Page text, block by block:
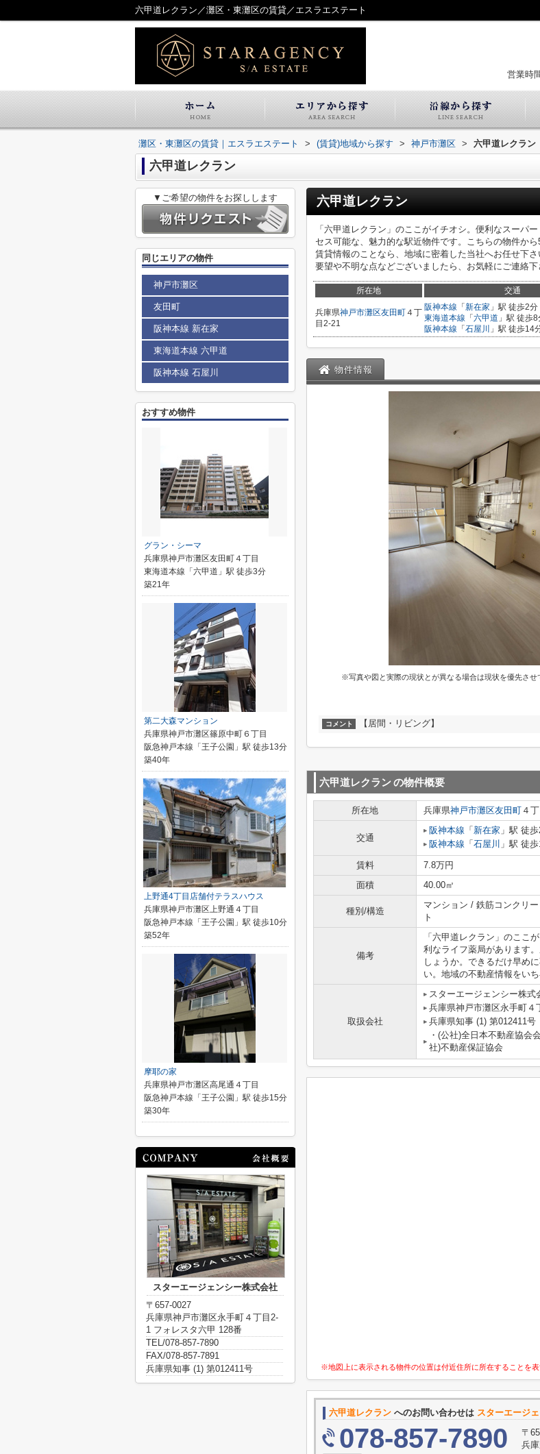
六甲道レクラン／灘区・東灘区の賃貸／エスラエステート
営業時
灘区・東灘区の賃貸｜エスラエステート > (賃貸)地域から探す > 神戸市灘区 > 六甲道レクラン
六甲道レクラン
六甲道レクラン
「六甲道レクラン」のここがイチオシ。便利なスーパ
セス可能な、魅力的な駅近物件です。こちらの物件か
賃貸情報のことなら、地域に密着した当社へお任せ下
要望や不明な点などございましたら、お気軽にご連絡下
所在地 交通
兵庫県神戸市灘区友田町４丁
目2-21
阪神本線 「 新在家 」駅 徒歩2分
東海道本線 「 六甲道 」駅 徒歩8
阪神本線 「 石屋川 」駅 徒歩14
物件情報
※写真や図と実際の現状とが異なる場合は現状を優先させ
コメント 【居間・リビング】
六甲道レクランの物件概要
所在地 兵庫県神戸市灘区友田町 ４
交通
阪神本線 「 新在家 」駅 徒
阪神本線 「 石屋川 」駅 徒
賃料 7.8万円
面積
40.00㎡
種別/構造
マンション / 鉄筋コンクリー
ト
備考
「六甲道レクラン」のここ
利なライフ薬局があります
しょうか。できるだけ早め
い。地域の不動産情報をいち
取扱会社
スターエージェンシー株式
兵庫県神戸市灘区永手町４
兵庫県知事 (1) 第012411号
・(公社)全日本不動産協会
社)不動産保証協会
※地図上に表示される物件の位置は付近住所に所在することを
六甲道レクラン へのお問い合わせは スターエージ
078-857-7890
〒
兵
▼ご希望の物件をお探しします
同じエリアの物件
神戸市灘区
友田町
阪神本線 新在家
東海道本線 六甲道
阪神本線 石屋川
おすすめ物件
グラン・シーマ
兵庫県神戸市灘区友田町４丁目
東海道本線「六甲道」駅 徒歩3分
築21年
第二大森マンション
兵庫県神戸市灘区篠原中町６丁目
阪急神戸本線「王子公園」駅 徒歩13分
築40年
上野通4丁目店舗付テラスハウス
兵庫県神戸市灘区上野通４丁目
阪急神戸本線「王子公園」駅 徒歩10分
築52年
摩耶の家
兵庫県神戸市灘区高尾通４丁目
阪急神戸本線「王子公園」駅 徒歩15分
築30年
スターエージェンシー株式会社
〒657-0027
兵庫県神戸市灘区永手町４丁目2-
1 フォレスタ六甲 128番
TEL/078-857-7890
FAX/078-857-7891
兵庫県知事 (1) 第012411号